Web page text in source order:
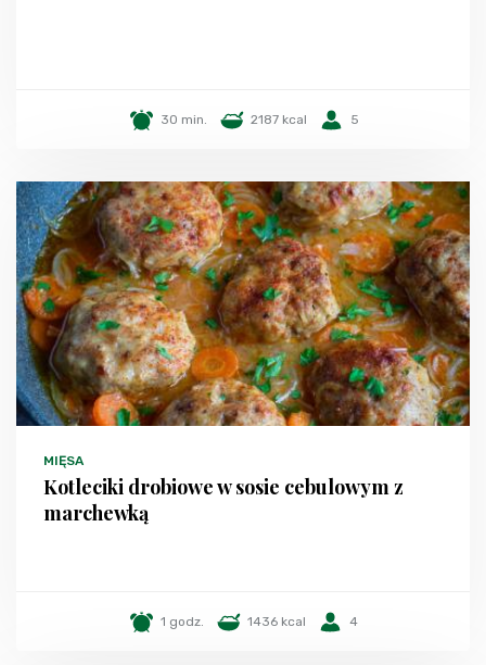
30 min. 2187 kcal 5
MIĘSA
Kotleciki drobiowe w sosie cebulowym z
marchewką
1 godz. 1436 kcal 4